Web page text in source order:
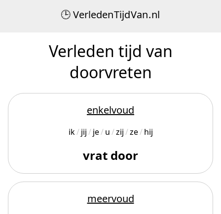
VerledenTijdVan.nl
Verleden tijd van
doorvreten
enkelvoud
ik jij je u zij ze hij
vrat door
meervoud